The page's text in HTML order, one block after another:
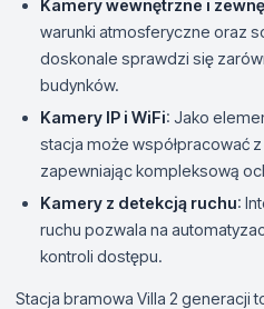
Kamery wewnętrzne i
warunki atmosferyczne oraz
doskonale sprawdzi się
budynków.
Kamery IP i WiFi: Jako
stacja może współpracować
zapewniając kompleksową
Kamery z detekcją ruchu:
ruchu pozwala na
kontroli dostępu.
Stacja bramowa Villa 2 generacji